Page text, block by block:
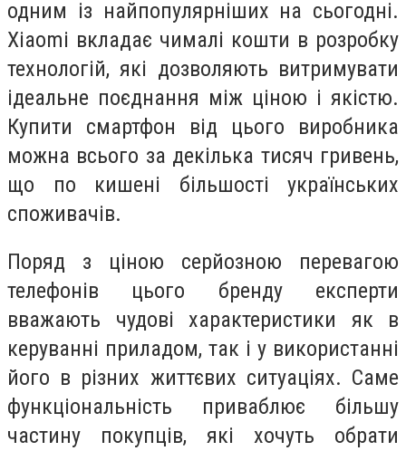
одним із найпопулярніших на сьогодні.
Xiaomi вкладає чималі кошти в розробку
технологій, які дозволяють витримувати
ідеальне поєднання між ціною і якістю.
Купити смартфон від цього виробника
можна всього за декілька тисяч гривень,
що по кишені більшості українських
споживачів.
Поряд з ціною серйозною перевагою
телефонів цього бренду експерти
вважають чудові характеристики як в
керуванні приладом, так і у використанні
його в різних життєвих ситуаціях. Саме
функціональність приваблює більшу
частину покупців, які хочуть обрати